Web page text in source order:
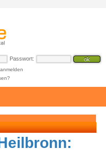
Passwort: